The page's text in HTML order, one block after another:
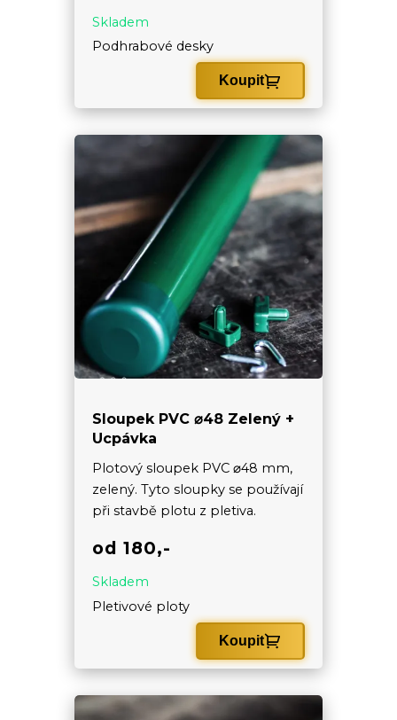
Skladem
Podhrabové desky
Koupit
Sloupek PVC ⌀48 Zelený +
Ucpávka
Plotový sloupek PVC ⌀48 mm,
zelený. Tyto sloupky se používají
při stavbě plotu z pletiva.
od 180,-
Skladem
Pletivové ploty
Koupit